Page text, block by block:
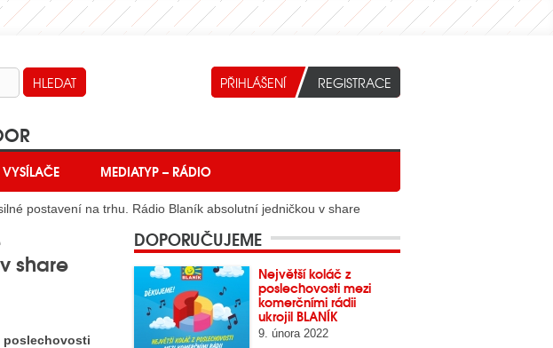
MEDIATYP – RÁDIO
postavení na trhu. Rádio Blaník absolutní jedničkou v share
share
poslechovosti
DOPORUČUJEME
Největší koláč z
poslechovosti mezi
komerčními rádii
ukrojil BLANÍK
9. února 2022